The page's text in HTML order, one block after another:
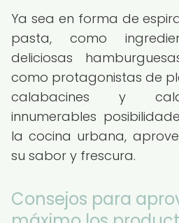
Ya sea en forma de
pasta, como
deliciosas
como protagonistas de
calabacines y
innumerables
la cocina urbana,
su sabor y frescura.
Consejos para